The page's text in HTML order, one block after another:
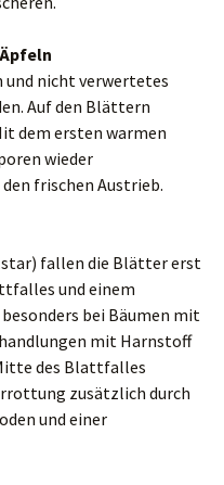
und nicht verwertetes
Auf den Blättern
dem ersten warmen
wieder
frischen Austrieb.
fallen die Blätter erst
und einem
bei Bäumen mit
mit Harnstoff
des Blattfalles
zusätzlich durch
und einer